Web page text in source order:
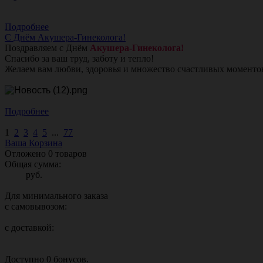
Подробнее
С Днём Акушера-Гинеколога!
Поздравляем с Днём Акушера-Гинеколога!
Спасибо за ваш труд, заботу и тепло!
Желаем вам любви, здоровья и множество счастливых
Подробнее
1 2 3 4 5 ... 77
Ваша Корзина
Отложено 0 товаров
Общая сумма:
руб.
Для минимального заказа
с самовывозом:
с доставкой:
Доступно 0 бонусов.